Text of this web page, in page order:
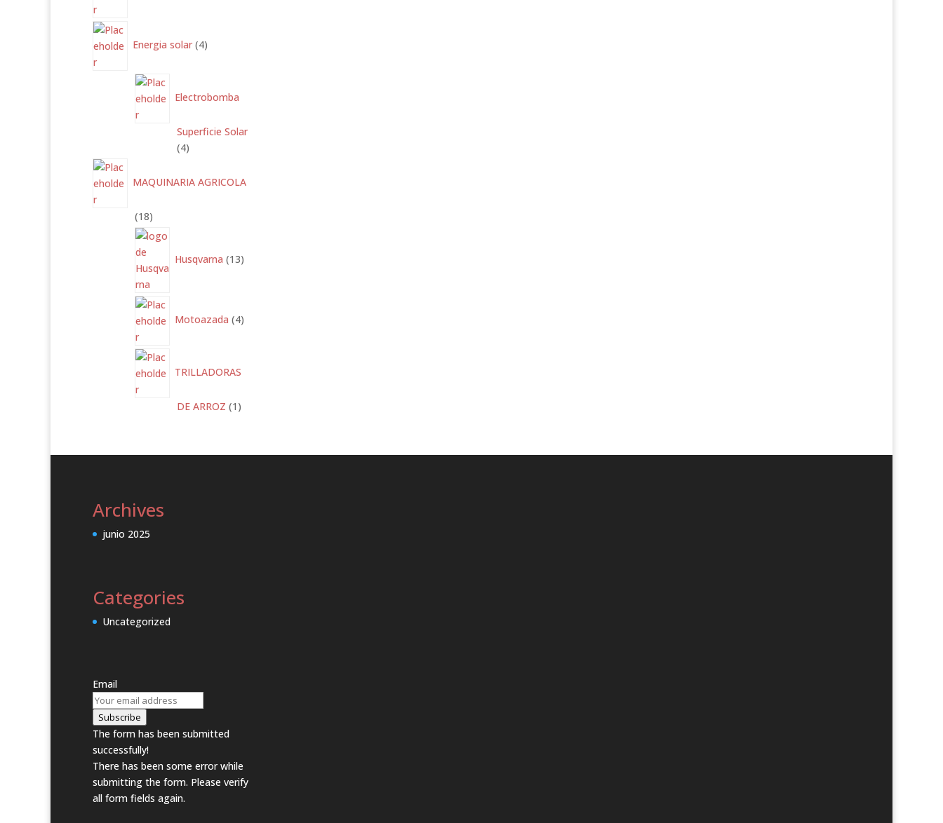
Energia solar 4productos
Electrobomba
Superficie Solar
44
MAQUINARIA AGRICOLA
1818
productos
Husqvarna 13
Motoazada 4productos
TRILLADORAS
DE ARROZ 1 1
Archives
junio 2025
Categories
Uncategorized
Email
Subscribe
The form has been submitted
successfully!
There has been some error while
submitting the form. Please verify
all form fields again.